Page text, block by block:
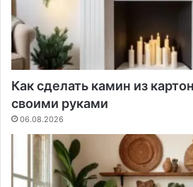
Как сделать камин из
своими руками
06.08.2026